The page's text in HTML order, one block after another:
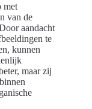
met
van de
aandacht
te
kunnen
maar zij